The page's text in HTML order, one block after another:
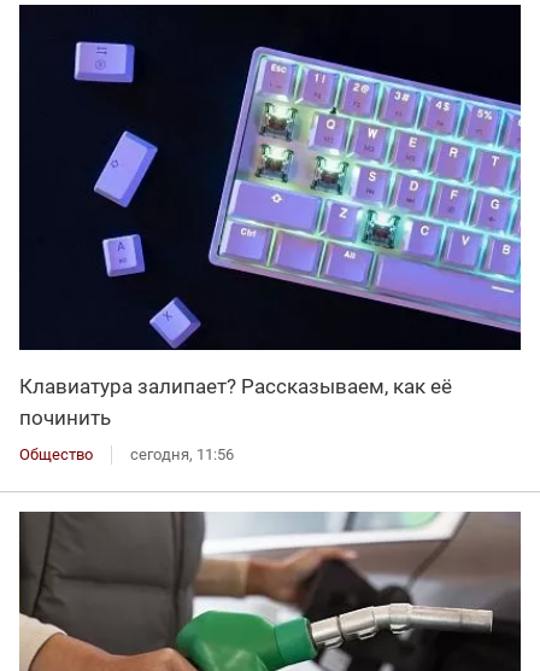
Клавиатура залипает? Рассказываем, как её
починить
Общество сегодня, 11:56